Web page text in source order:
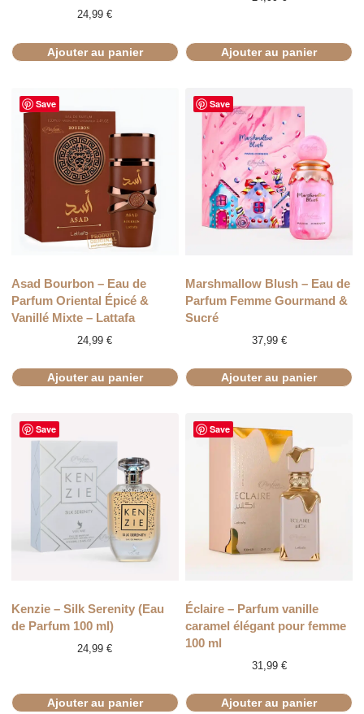
24,99€
Ajouter au panier Ajouter au panier
Save
Asad Bourbon – Eau de
Parfum Oriental Épicé &
Vanillé Mixte – Lattafa
24,99€
Ajouter au panier
Save
Marshmallow Blush – Eau de
Parfum Femme Gourmand &
Sucré
37,99 €
Ajouter au panier
Save
Kenzie – Silk Serenity (Eau
de Parfum 100 ml)
24,99€
Ajouter au panier
Save
Éclaire – Parfum vanille
caramel élégant pour femme
100 ml
31,99 €
Ajouter au panier